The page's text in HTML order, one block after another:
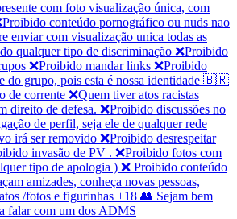
com foto visualização única, com
conteúdo pornográfico ou nuds nao
enviar com visualização unica todas as
qualquer tipo de discriminação ❌Proibido
❌Proibido mandar links ❌Proibido
do grupo, pois esta é nossa identidade 🇧🇷
de corrente ❌Quem tiver atos racistas
direito de defesa. ❌Proibido discussões no
de perfil, seja ele de qualquer rede
irá ser removido ❌Proibido desrespeitar
invasão de PV . ❌Proibido fotos com
tipo de apologia ) ❌ Proibido conteúdo
amizades, conheça novas pessoas,
/fotos e figurinhas +18 👥 Sejam bem
falar com um dos ADMS